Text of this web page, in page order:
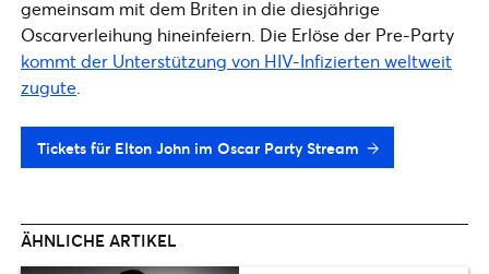
gemeinsam mit dem Briten in die diesjährige
Oscarverleihung hineinfeiern. Die Erlöse der Pre-Party
kommt der Unterstützung von HIV-Infizierten weltweit
zugute.
Tickets für Elton John im Oscar Party Stream
ÄHNLICHE ARTIKEL